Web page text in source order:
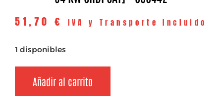
51,70 € IVA y Transporte Incluido
1 disponibles
Añadir al carrito